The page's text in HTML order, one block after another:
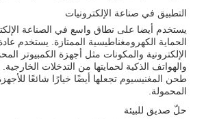
التطبيق في صناعة الإلكترونيات
يستخدم أيضا على نطاق واسع في الصناعة
الحماية الكهرومغناطيسية الممتازة. يستخدم
الإلكترونية والمكونات مثل أجهزة الكمبيوتر
والهواتف الذكية لحمايتها من التدخلات
طحن المغنيسيوم تجعلها أيضًا خيارًا شائعًا للأجهزة
المحمولة.
حلّ صديق للبيئة